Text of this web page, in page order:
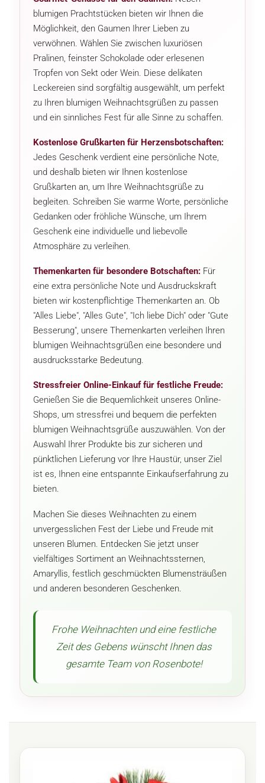
blumigen Prachtstücken bieten wir Ihnen die
Möglichkeit, den Gaumen Ihrer Lieben zu
verwöhnen. Wählen Sie zwischen luxuriösen
Pralinen, feinster Schokolade oder erlesenen
Tropfen von Sekt oder Wein. Diese delikaten
Leckereien sind sorgfältig ausgewählt, um perfekt
zu Ihren blumigen Weihnachtsgrüßen zu passen
und ein sinnliches Fest für alle Sinne zu schaffen.
Kostenlose Grußkarten für Herzensbotschaften:
Jedes Geschenk verdient eine persönliche Note,
und deshalb bieten wir Ihnen kostenlose
Grußkarten an, um Ihre Weihnachtsgrüße zu
begleiten. Schreiben Sie warme Worte, persönliche
Gedanken oder fröhliche Wünsche, um Ihrem
Geschenk eine individuelle und liebevolle
Atmosphäre zu verleihen.
Themenkarten für besondere Botschaften: Für
eine extra persönliche Note und Ausdruckskraft
bieten wir kostenpflichtige Themenkarten an. Ob
"Alles Liebe", "Alles Gute", "Ich liebe Dich" oder "Gute
Besserung", unsere Themenkarten verleihen Ihren
blumigen Weihnachtsgrüßen eine besondere und
ausdrucksstarke Bedeutung.
Stressfreier Online-Einkauf für festliche Freude:
Genießen Sie die Bequemlichkeit unseres Online-
Shops, um stressfrei und bequem die perfekten
blumigen Weihnachtsgrüße auszuwählen. Von der
Auswahl Ihrer Produkte bis zur sicheren und
pünktlichen Lieferung vor Ihre Haustür, unser Ziel
ist es, Ihnen eine entspannte Einkaufserfahrung zu
bieten.
Machen Sie dieses Weihnachten zu einem
unvergesslichen Fest der Liebe und Freude mit
unseren Blumen. Entdecken Sie jetzt unser
vielfältiges Sortiment an Weihnachtssternen,
Amaryllis, festlich geschmückten Blumensträußen
und anderen besonderen Geschenken.
Frohe Weihnachten und eine festliche
Zeit des Gebens wünscht Ihnen das
gesamte Team von Rosenbote!